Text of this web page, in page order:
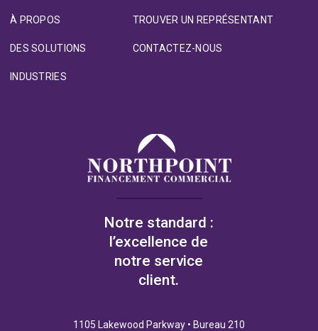
À PROPOS
DES SOLUTIONS
INDUSTRIES
TROUVER UN REPRÉSENTANT
CONTACTEZ-NOUS
Notre standard :
l’excellence de
notre service
client.
1105 Lakewood Parkway • Bureau 210